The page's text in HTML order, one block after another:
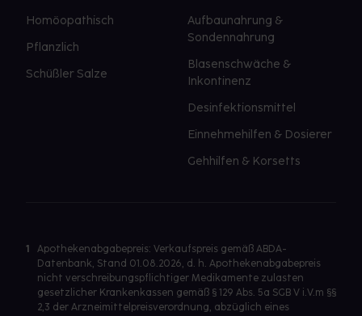
Homöopathisch
Pflanzlich
Schüßler Salze
Aufbaunahrung &
Sondennahrung
Blasenschwäche &
Inkontinenz
Desinfektionsmittel
Einnehmehilfen & Dosierer
Gehhilfen & Korsetts
1
Apothekenabgabepreis: Verkaufspreis gemäß ABDA-
Datenbank, Stand 01.08.2026, d. h. Apothekenabgabepreis
nicht verschreibungspflichtiger Medikamente zulasten
gesetzlicher Krankenkassen gemäß § 129 Abs. 5a SGB V i.V.m §§
2,3 der Arzneimittelpreisverordnung, abzüglich eines